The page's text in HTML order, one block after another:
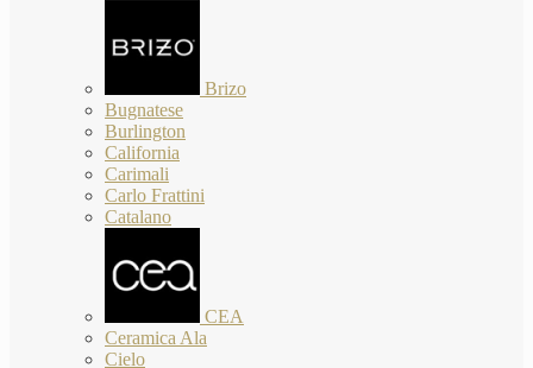
Brizo
Bugnatese
Burlington
California
Carimali
Carlo Frattini
Catalano
CEA
Ceramica Ala
Cielo